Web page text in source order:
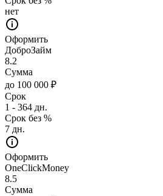
нет
Оформить
ДоброЗайм
8.2
Сумма
до 100 000 ₽
Срок
1 - 364 дн.
Срок без %
7 дн.
Оформить
OneClickMoney
8.5
Сумма